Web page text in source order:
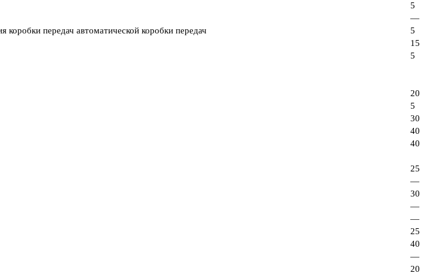
5
—
передач автоматической коробки передач
5
15
5
20
5
30
40
40
25
—
30
—
—
25
40
—
20